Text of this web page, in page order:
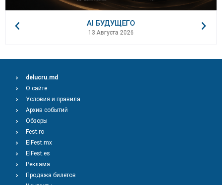
AI БУДУЩЕГО
13 Августа 2026
delucru.md
О сайте
Условия и правила
Архив событий
Обзоры
Fest.ro
ElFest.mx
ElFest.es
Реклама
Продажа билетов